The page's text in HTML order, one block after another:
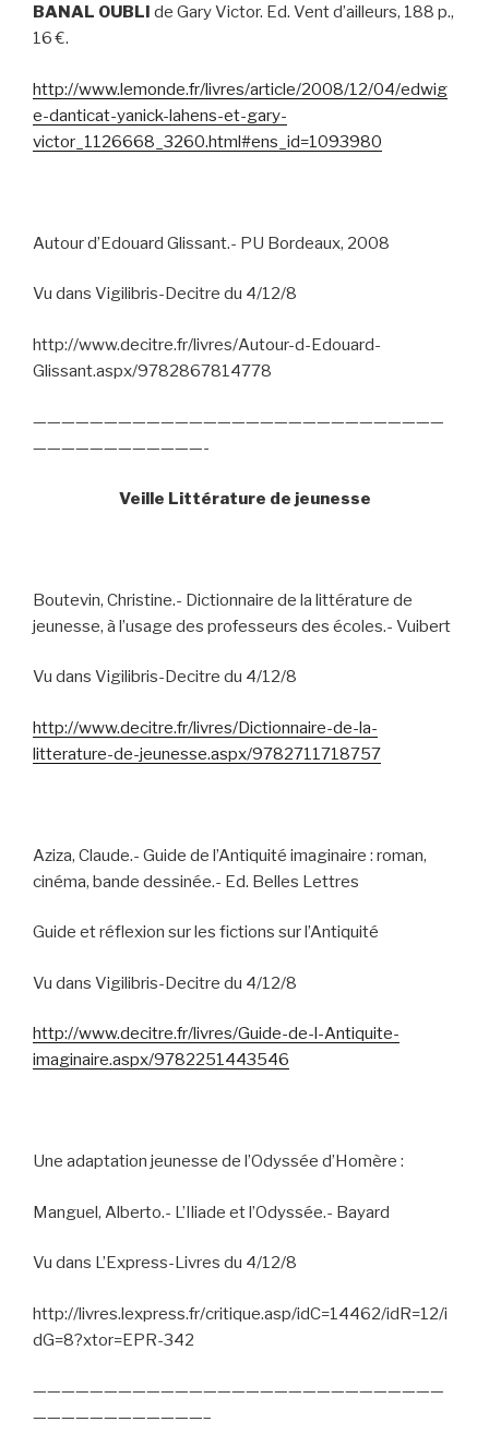
BANAL OUBLI de Gary Victor. Ed. Vent d’ailleurs, 188 p.,
16 €.
http://www.lemonde.fr/livres/article/2008/12/04/edwig
e-danticat-yanick-lahens-et-gary-
victor_1126668_3260.html#ens_id=1093980
Autour d’Edouard Glissant.- PU Bordeaux, 2008
Vu dans Vigilibris-Decitre du 4/12/8
http://www.decitre.fr/livres/Autour-d-Edouard-
Glissant.aspx/9782867814778
—————————————————————————————
————————————-
Veille Littérature de jeunesse
Boutevin, Christine.- Dictionnaire de la littérature de
jeunesse, à l’usage des professeurs des écoles.- Vuibert
Vu dans Vigilibris-Decitre du 4/12/8
http://www.decitre.fr/livres/Dictionnaire-de-la-
litterature-de-jeunesse.aspx/9782711718757
Aziza, Claude.- Guide de l’Antiquité imaginaire : roman,
cinéma, bande dessinée.- Ed. Belles Lettres
Guide et réflexion sur les fictions sur l’Antiquité
Vu dans Vigilibris-Decitre du 4/12/8
http://www.decitre.fr/livres/Guide-de-l-Antiquite-
imaginaire.aspx/9782251443546
Une adaptation jeunesse de l’Odyssée d’Homère :
Manguel, Alberto.- L’Iliade et l’Odyssée.- Bayard
Vu dans L’Express-Livres du 4/12/8
http://livres.lexpress.fr/critique.asp/idC=14462/idR=12/i
dG=8?xtor=EPR-342
—————————————————————————————
————————————–